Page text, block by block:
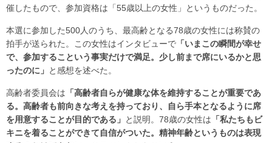
催したもので、参加資格は「55歳以上の女性」というものだった。
本選に参加した500人のうち、最高齢となる78歳の女性には称賛の
拍手が送られた。この女性はインタビューで 「いまこの瞬間が幸せ
で、参加するこという事実だけで満足。少し前まで席にいるかと思
ったのに」 と感想を述べた。
高齢者委員会は 「高齢者自らが健康な体を維持することが重要であ
る。高齢者も前向きな考えを持っており、自ら手本となるように席
を用意することが目的である」 と説明。78歳の女性は 「私たちもビ
キニを着ることができて自信がついた。精神年齢というものは表現